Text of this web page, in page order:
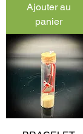
Ajouter au
panier